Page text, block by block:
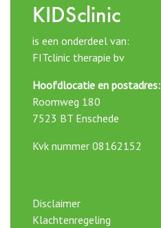
KIDSclinic
is een onderdeel van:
FITclinic therapie bv
Hoofdlocatie en postadres:
Roomweg 180
7523 BT Enschede
Kvk nummer 08162152
Disclaimer
Klachtenregeling